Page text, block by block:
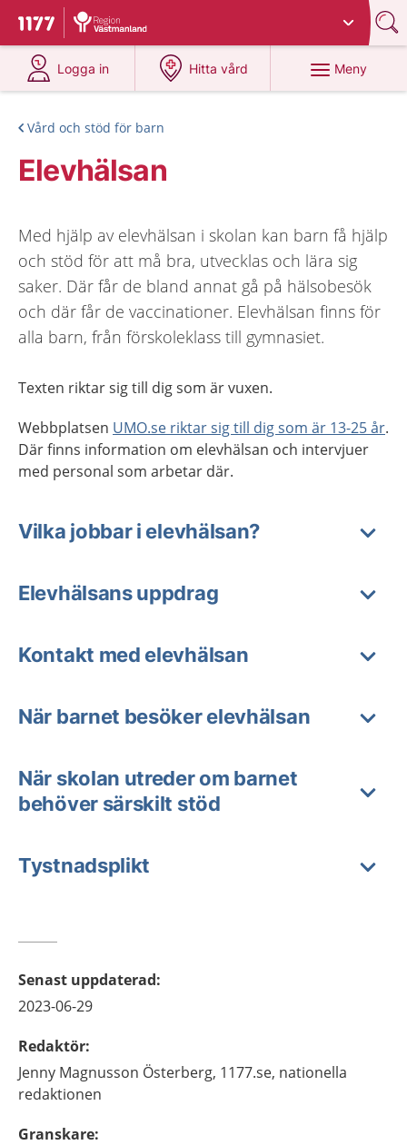
Till startsidan för 1177
Du har valt region
Logga in
på 1177.se
Hitta vård
på 1177.se
Meny
Vård och stöd för barn
Elevhälsan
Med hjälp av elevhälsan i skolan kan barn få hjälp
och stöd för att må bra, utvecklas och lära sig
saker. Där får de bland annat gå på hälsobesök
och där får de vaccinationer. Elevhälsan finns för
alla barn, från förskoleklass till gymnasiet.
Texten riktar sig till dig som är vuxen.
Webbplatsen UMO.se riktar sig till dig som är 13-25 år.
Där finns information om elevhälsan och intervjuer
med personal som arbetar där.
Vilka jobbar i elevhälsan?
Elevhälsans uppdrag
Kontakt med elevhälsan
När barnet besöker elevhälsan
När skolan utreder om barnet
behöver särskilt stöd
Tystnadsplikt
Senast uppdaterad:
2023-06-29
Redaktör:
Jenny Magnusson Österberg, 1177.se, nationella
redaktionen
Granskare: